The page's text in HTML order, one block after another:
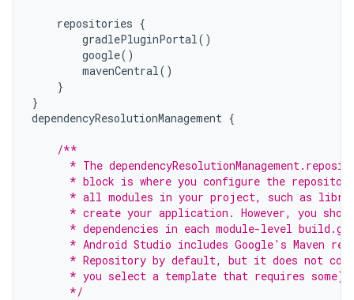
repositories {
gradlePluginPortal()
google()
mavenCentral()
}
}
dependencyResolutionManagement {
/**
* The
* block is where you configure the
* all modules in your project, such as
* create your application. However, you
* dependencies in each module-level
* Android Studio includes Google's Maven
* Repository by default, but it does not
      * you select a template that requires some).
      */